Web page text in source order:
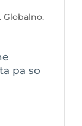
Globalno.
pa so